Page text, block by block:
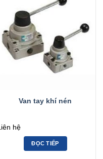
Van tay khí nén
Liên hệ
ĐỌC TIẾP